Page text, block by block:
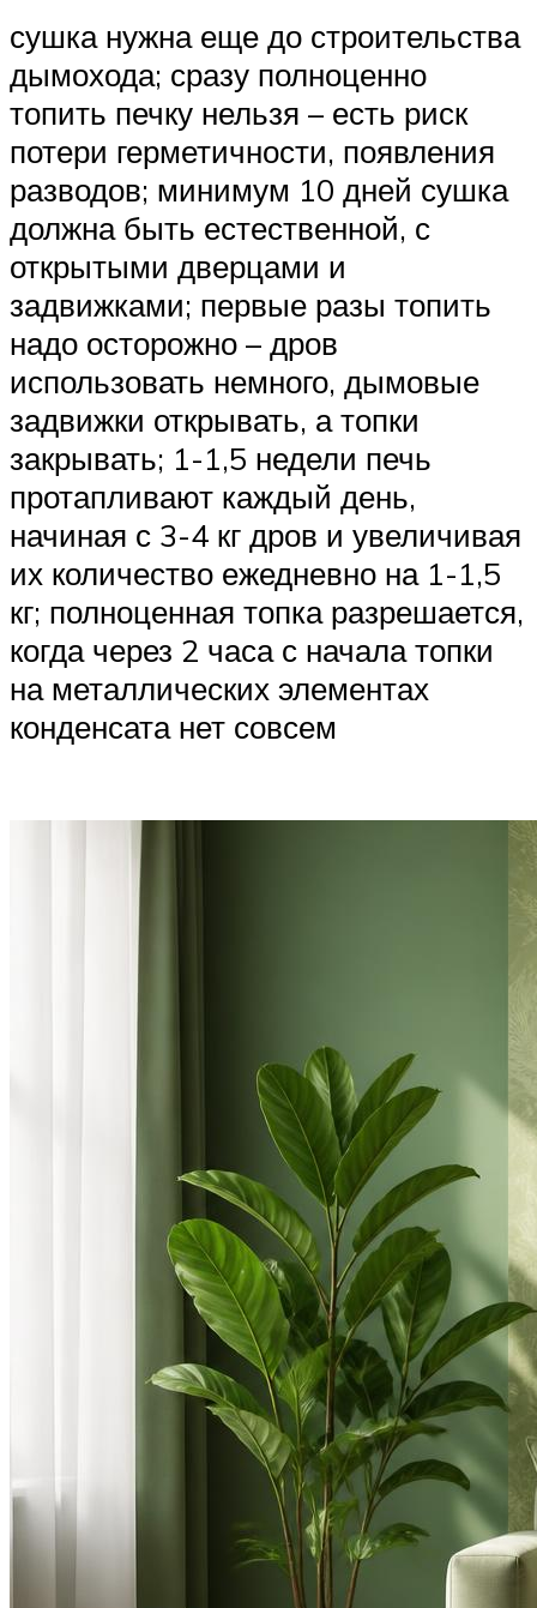
сушка нужна еще до строительства
дымохода; сразу полноценно
топить печку нельзя – есть риск
потери герметичности, появления
разводов; минимум 10 дней сушка
должна быть естественной, с
открытыми дверцами и
задвижками; первые разы топить
надо осторожно – дров
использовать немного, дымовые
задвижки открывать, а топки
закрывать; 1-1,5 недели печь
протапливают каждый день,
начиная с 3-4 кг дров и увеличивая
их количество ежедневно на 1-1,5
кг; полноценная топка разрешается,
когда через 2 часа с начала топки
на металлических элементах
конденсата нет совсем